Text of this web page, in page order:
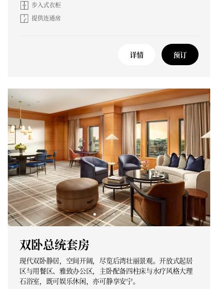
步入式衣柜
提供连通房
详情 预订
双卧总统套房
现代双卧静居，空间开阔，尽览后湾壮丽景观。开放式起居
区与用餐区、雅致办公区，主卧配备四柱床与水疗风格大理
石浴室，既可娱乐休闲，亦可静享安宁。